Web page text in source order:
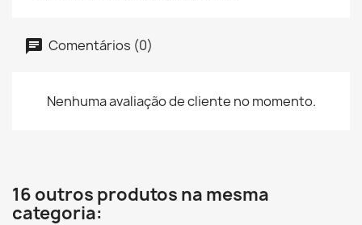
Comentários (0)
Nenhuma avaliação de cliente no momento.
16 outros produtos na mesma
categoria: